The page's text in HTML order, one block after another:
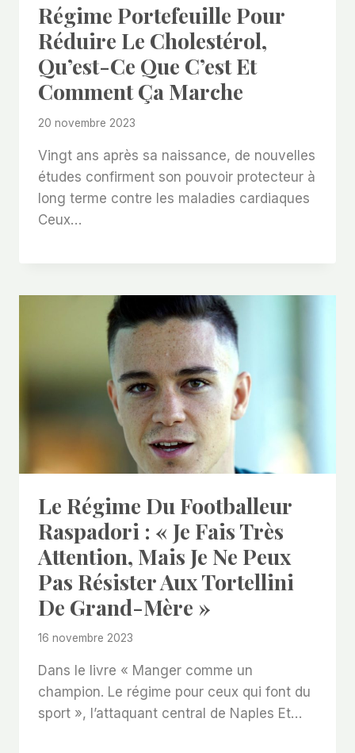
Régime Portefeuille Pour
Réduire Le Cholestérol,
Qu’est-Ce Que C’est Et
Comment Ça Marche
20 novembre 2023
Vingt ans après sa naissance, de nouvelles
études confirment son pouvoir protecteur à
long terme contre les maladies cardiaques
Ceux…
Le Régime Du Footballeur
Raspadori : « Je Fais Très
Attention, Mais Je Ne Peux
Pas Résister Aux Tortellini
De Grand-Mère »
16 novembre 2023
Dans le livre « Manger comme un
champion. Le régime pour ceux qui font du
sport », l’attaquant central de Naples Et…